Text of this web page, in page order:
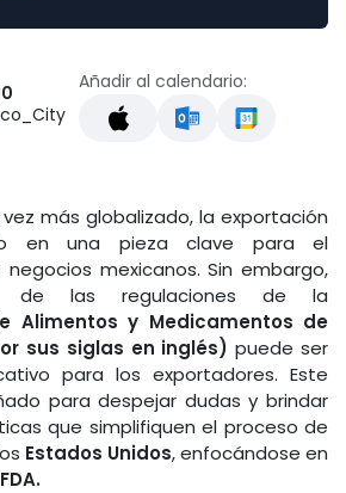
Añadir al calendario:
más globalizado, la exportación
en una pieza clave para el
mexicanos. Sin embargo,
de las regulaciones de la
Alimentos y Medicamentos de
sus siglas en inglés) puede ser
para los exportadores. Este
para despejar dudas y brindar
que simplifiquen el proceso de
Estados Unidos, enfocándose en
FDA.